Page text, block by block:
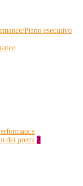
Piano esecutivo
dei premi 2